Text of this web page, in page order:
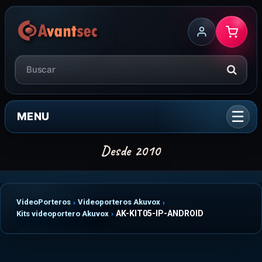
MENU
VideoPorteros
Videoporteros Akuvox
Kits videoportero Akuvox
AK-KIT05-IP-ANDROID